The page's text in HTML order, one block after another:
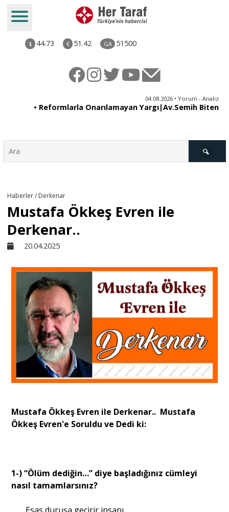
$ 44.73 € 51.42 GA 51500
04.08.2026 • Yorum - Analiz
• Reformlarla Onarılamayan Yargı|Av.Semih Biten
Derkenar
Kültür - Sanat
Ekonomi
Dünya
Söyleşi
Haberler / Derkenar
Mustafa Ökkeş Evren ile
Derkenar..
20.04.2025
Mustafa Ökkeş Evren ile Derkenar.. Mustafa
Ökkeş Evren'e Soruldu ve Dedi ki:
1-) “Ölüm dediğin…” diye başladığınız cümleyi
nasıl tamamlarsınız?